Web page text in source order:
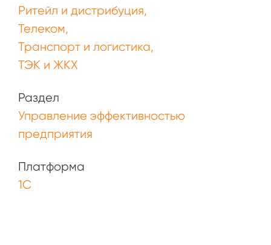
Ритейл и дистрибуция
Телеком
Транспорт и логистика
ТЭК и ЖКХ
Раздел
Управление эффективностью
предприятия
Платформа
1С